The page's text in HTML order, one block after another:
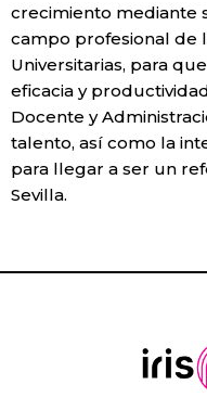
crecimiento mediante
campo profesional de
Universitarias, para
eficacia y
Docente y
talento, así como la
para llegar a ser un
Sevilla.